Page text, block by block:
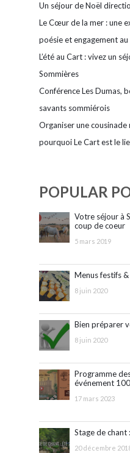
Un séjour de Noël
Le Cœur de la mer : une
poésie et engagement
L’été au Cart : vivez un
Sommières
Conférence Les Dumas,
savants sommiérois
Organiser une cousinade
pourquoi Le Cart est le
POPULAR
Votre séjour à
coup de coeur
5 mars 2019
Menus festifs
8 juin 2020
Bien préparer
8 juin 2020
Programme
événement
17 mars 2023
Stage de chant
20 décembre